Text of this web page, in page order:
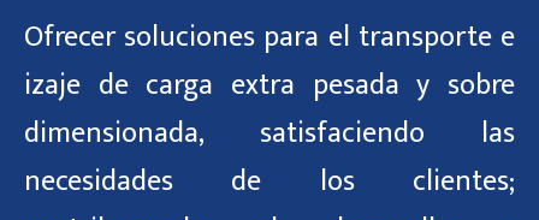
Ofrecer soluciones para el transporte e
izaje de carga extra pesada y sobre
dimensionada, satisfaciendo las
necesidades de los clientes;